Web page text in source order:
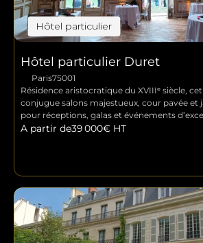
Hôtel particulier
Hôtel particulier Duret
Paris75001
Résidence aristocratique du XVIIIᵉ siècle,
conjugue salons majestueux, cour pavée et
pour réceptions, galas et événements
A partir de39 000€ HT